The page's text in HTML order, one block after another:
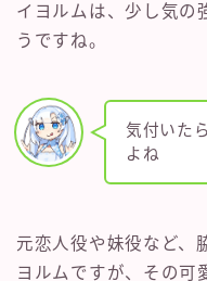
イヨルムは、少し気の
うですね。
気付いた
よね
元恋人役や妹役など、
ヨルムですが、その可